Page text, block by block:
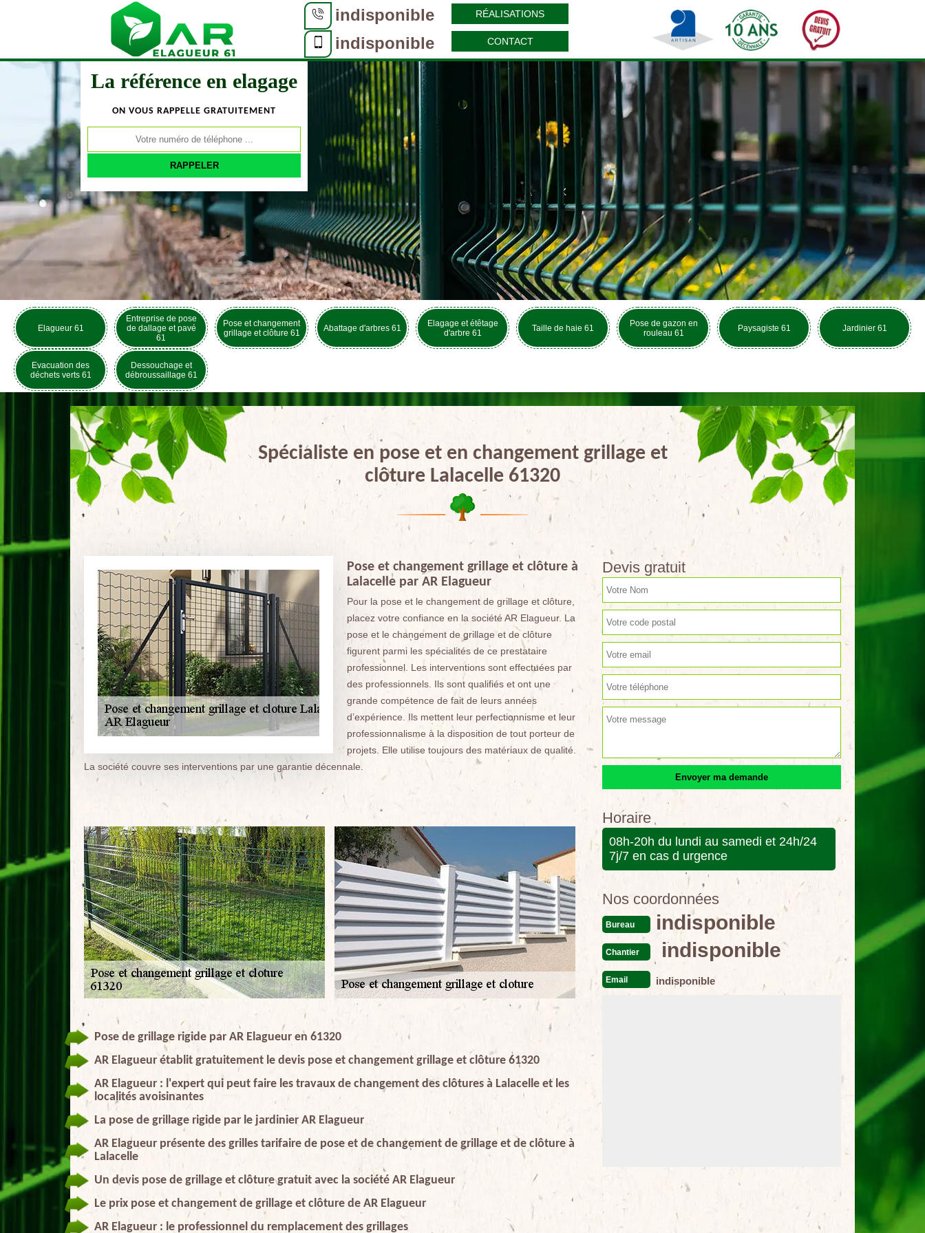
indisponible
indisponible
RÉALISATIONS
CONTACT
La référence en elagage
ON VOUS RAPPELLE GRATUITEMENT
Elagueur 61
Entreprise de pose
de dallage et pavé
61
Pose et changement
grillage et clôture 61
Abattage d'arbres 61
Elagage et étêtage
d'arbre 61
Taille de haie 61
Pose de gazon en
rouleau 61
Paysagiste 61 Jardinier 61
Evacuation des
déchets verts 61
Dessouchage et
débroussaillage 61
Spécialiste en pose et en changement grillage et
clôture Lalacelle 61320
Pose et changement grillage et clôture à
Lalacelle par AR Elagueur
Pour la pose et le changement de grillage et clôture,
placez votre confiance en la société AR Elagueur. La
pose et le changement de grillage et de clôture
figurent parmi les spécialités de ce prestataire
professionnel. Les interventions sont effectuées par
des professionnels. Ils sont qualifiés et ont une
grande compétence de fait de leurs années
d’expérience. Ils mettent leur perfectionnisme et leur
professionnalisme à la disposition de tout porteur de
projets. Elle utilise toujours des matériaux de qualité.
La société couvre ses interventions par une garantie décennale.
Pose de grillage rigide par AR Elagueur en 61320
AR Elagueur établit gratuitement le devis pose et changement grillage et clôture 61320
AR Elagueur : l'expert qui peut faire les travaux de changement des clôtures à Lalacelle et les
localités avoisinantes
La pose de grillage rigide par le jardinier AR Elagueur
AR Elagueur présente des grilles tarifaire de pose et de changement de grillage et de clôture à
Lalacelle
Un devis pose de grillage et clôture gratuit avec la société AR Elagueur
Le prix pose et changement de grillage et clôture de AR Elagueur
AR Elagueur : le professionnel du remplacement des grillages
Devis gratuit
Horaire
08h-20h du lundi au samedi et 24h/24
7j/7 en cas d urgence
Nos coordonnées
Bureau indisponible
Chantier indisponible
Email indisponible